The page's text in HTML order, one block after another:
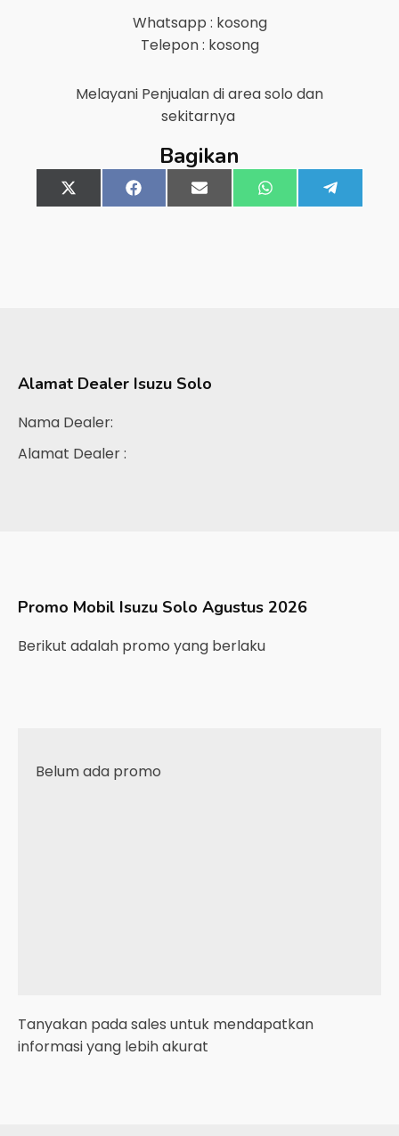
Whatsapp : kosong
Telepon : kosong
Melayani Penjualan di areasolo dan
sekitarnya
Bagikan
Share
on
X
(Twitter)
Share
on
FacebookShare
on
Email Share
on
WhatsApp
on
Alamat Dealer Isuzu Solo
Nama Dealer:
Alamat Dealer :
Promo Mobil Isuzu Solo Agustus 2026
Berikut adalah promo yang berlaku
Belum ada promo
Tanyakan pada sales untuk mendapatkan
informasi yang lebih akurat